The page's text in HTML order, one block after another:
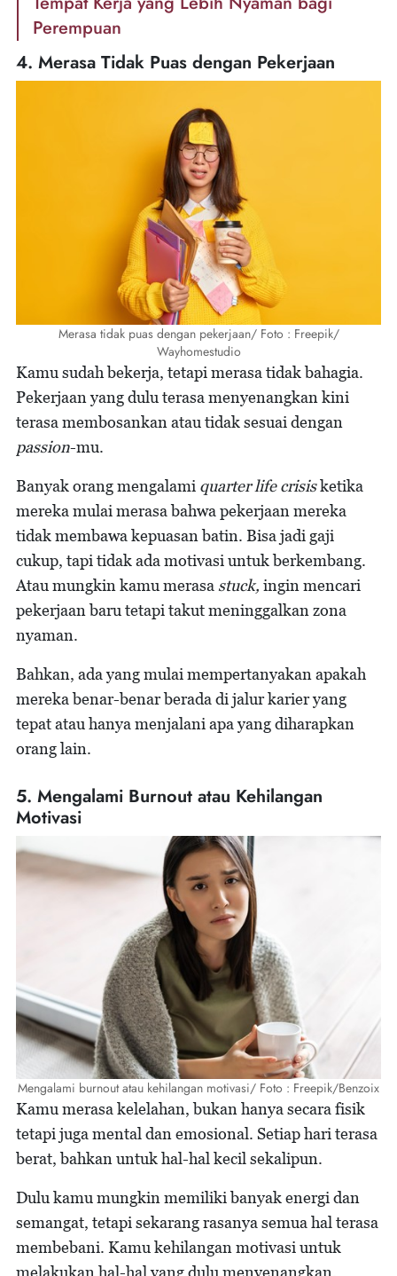
Perempuan
4. Merasa Tidak Puas dengan Pekerjaan
Merasa tidak puas dengan pekerjaan/ Foto : Freepik/
Wayhomestudio
Kamu sudah bekerja, tetapi merasa tidak bahagia.
Pekerjaan yang dulu terasa menyenangkan kini
terasa membosankan atau tidak sesuai dengan
passion-mu.
Banyak orang mengalami quarter life crisisketika
mereka mulai merasa bahwa pekerjaan mereka
tidak membawa kepuasan batin. Bisa jadi gaji
cukup, tapi tidak ada motivasi untuk berkembang.
Atau mungkin kamu merasa stuck, ingin mencari
pekerjaan baru tetapi takut meninggalkan zona
nyaman.
Bahkan, ada yang mulai mempertanyakan apakah
mereka benar-benar berada di jalur karier yang
tepat atau hanya menjalani apa yang diharapkan
orang lain.
5. Mengalami Burnout atau Kehilangan
Motivasi
Mengalami burnout atau kehilangan motivasi/ Foto : Freepik/Benzoix
Kamu merasa kelelahan, bukan hanya secara fisik
tetapi juga mental dan emosional. Setiap hari terasa
berat, bahkan untuk hal-hal kecil sekalipun.
Dulu kamu mungkin memiliki banyak energi dan
semangat, tetapi sekarang rasanya semua hal terasa
membebani. Kamu kehilangan motivasi untuk
melakukan hal-hal yang dulu menyenangkan.